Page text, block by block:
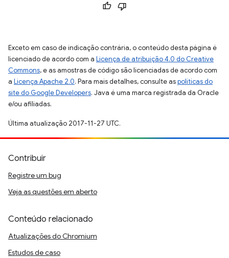
Exceto em caso de indicação contrária, o conteúdo desta página é
licenciado de acordo com a Licença de atribuição 4.0 do Creative
Commons, e as amostras de código são licenciadas de acordo com
a Licença Apache 2.0. Para mais detalhes, consulte aspolíticas do
site do Google Developers. Java é uma marca registrada da Oracle
e/ou afiliadas.
Última atualização 2017-11-27 UTC.
Contribuir
Registre um bug
Veja as questões em aberto
Conteúdo relacionado
Atualizações do Chromium
Estudos de caso